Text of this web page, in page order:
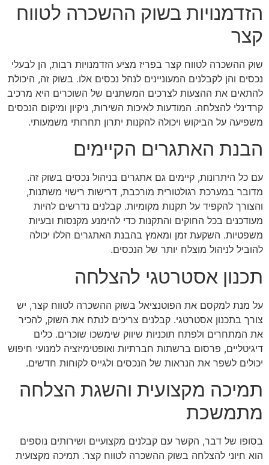
הזדמנויות בשוק ההשכרה לטווח
קצר
שוק ההשכרה לטווח קצר בפריז מציע הזדמנויות רבות, הן לבעלי
נכסים והן לקבלנים המעוניינים לנהל נכסים אלו. בשוק זה, היכולת
להתאים את ההצעות לצרכים המשתנים של השוכרים היא מרכיב
קרדינלי להצלחה. המודעות לאיכות השירות, ניקיון ומיקום הנכסים
משפיעה על הביקוש ויכולה להקנות יתרון תחרותי משמעותי.
הבנת האתגרים הקיימים
עם כל היתרונות, קיימים גם אתגרים בניהול נכסים בשוק זה.
מדובר במערכת רגולטורית מורכבת, דרישות רישוי משתנות,
והצורך להקפיד על תקנות מקומיות. קבלנים נדרשים להיות
מעודכנים בכל החוקים והתקנות כדי להימנע מקנסות ובעיות
משפטיות. השקעת זמן ומאמץ בהבנת האתגרים הללו יכולה
להוביל לניהול מוצלח יותר של הנכסים.
תכנון אסטרטגי להצלחה
על מנת למקסם את הפוטנציאל בשוק ההשכרה לטווח קצר, יש
צורך בתכנון אסטרטגי. קבלנים צריכים לנתח את השוק, להכיר
את המתחרים ולפתח תוכניות שיווק שימשכו שוכרים. כלים
דיגיטליים, פרסום ברשתות חברתיות ואופטימיזציה למנועי חיפוש
יכולים לשפר את הנראות של הנכסים ולגייס לקוחות חדשים.
תמיכה מקצועית והשגת הצלחה
מתמשכת
בסופו של דבר, הקשר עם קבלנים מקצועיים ושירותים נוספים
הוא חיוני להצלחה בשוק ההשכרה לטווח קצר. תמיכה מקצועית